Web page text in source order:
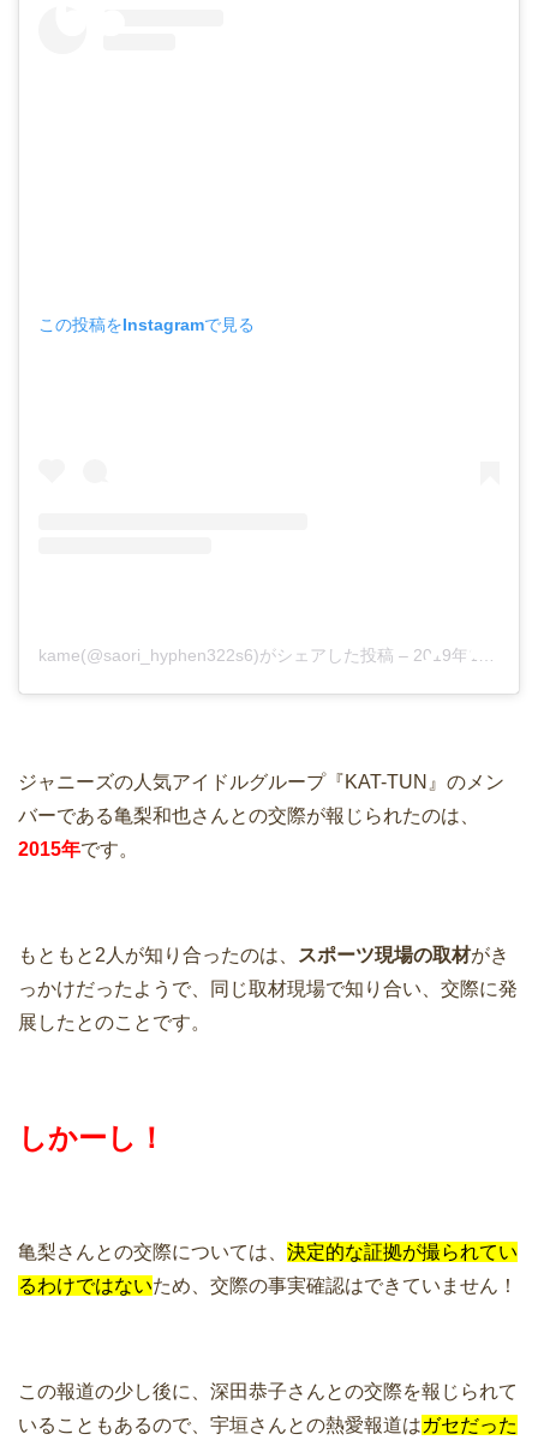
この投稿をInstagramで見る
kame(@saori_hyphen322s6)がシェアした投稿 – 2019年10月月28日午前7時05分PDT
ジャニーズの人気アイドルグループ『KAT-TUN』のメン
バーである亀梨和也さんとの交際が報じられたのは、
2015年です。
もともと2人が知り合ったのは、 スポーツ現場の取材がき
っかけだったようで、同じ取材現場で知り合い、交際に発
展したとのことです。
しかーし！
亀梨さんとの交際については、 決定的な証拠が撮られてい
るわけではないため、交際の事実確認はできていません！
この報道の少し後に、深田恭子さんとの交際を報じられて
いることもあるので、宇垣さんとの熱愛報道はガセだった